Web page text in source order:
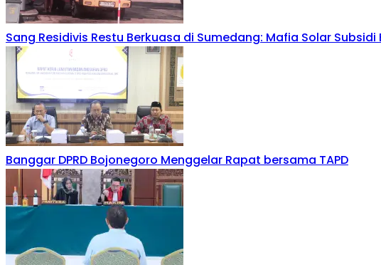
Sang Residivis Restu Berkuasa di Sumedang: Mafia Solar
Banggar DPRD Bojonegoro Menggelar Rapat bersama TAPD